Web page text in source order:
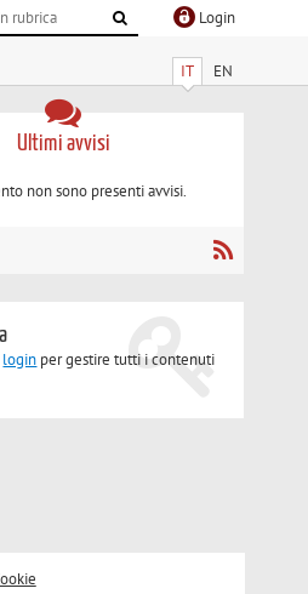
Login
IT EN
Ultimi avvisi
non sono presenti avvisi.
login per gestire tutti i contenuti